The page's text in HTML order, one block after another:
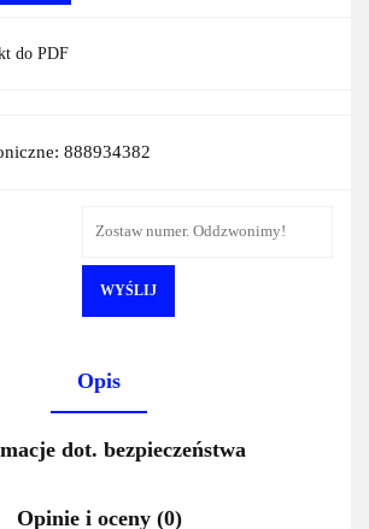
do PDF
888934382
WYŚLIJ
Opis
dot. bezpieczeństwa
Opinie i oceny (0)